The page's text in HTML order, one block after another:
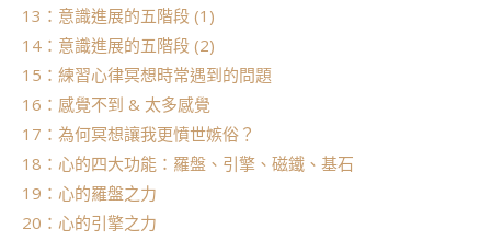
13：意識進展的五階段 (1)
14：意識進展的五階段 (2)
15：練習心律冥想時常遇到的問題
16：感覺不到 & 太多感覺
17：為何冥想讓我更憤世嫉俗？
18：心的四大功能：羅盤、引擎、磁鐵、基石
19：心的羅盤之力
20：心的引擎之力